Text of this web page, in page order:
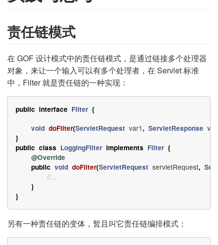
责任链模式
在 GOF 设计模式中的责任链模式，是通过链接多个处理器
对象，来让一个输入可以有多个处理者，在 Servlet 标准
中，Filter 就是责任链的一种实现：
public interface Filter {
void doFilter(ServletRequest var1, ServletResponse
}
public class LoggingFilter implements Filter {
@Override
public void doFilter(ServletRequest servletRequest,
//...
}
}
另有一种责任链的变体，暂且叫它责任链编排模式：